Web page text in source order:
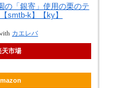
の「銀寄」使用の栗のテ
smtb-k】【ky】
カエレバ
天市場